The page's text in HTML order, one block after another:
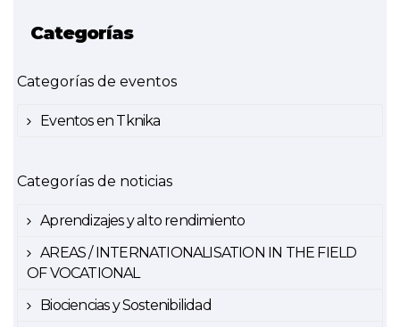
Categorías
Categorías de eventos
Eventos en Tknika
Categorías de noticias
Aprendizajes y alto rendimiento
AREAS / INTERNATIONALISATION IN THE FIELD
OF VOCATIONAL
Biociencias y Sostenibilidad